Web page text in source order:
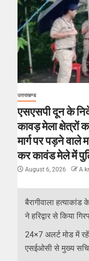
उत्तराखण्ड
एसएसपी दून के
कावड़ मेला क्षेत्रों
मार्ग पर पड़ने वाले
कर कावंड मेले में
August 6, 2026 A
बैरागीवाला
ने हरिद्वार से किया
24×7 अलर्ट मोड में
एसईओसी से मुख्य